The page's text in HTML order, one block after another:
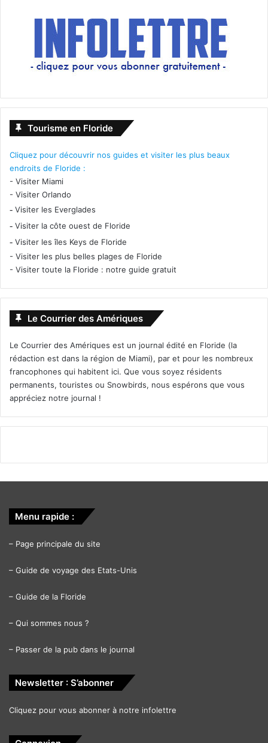
Tourisme en Floride
Cliquez pour découvrir nos guides et visiter les plus beaux
endroits de Floride :
- Visiter Miami
- Visiter Orlando
- Visiter les Everglades
- Visiter la côte ouest de Floride
- Visiter les îles Keys de Floride
- Visiter les plus belles plages de Floride
- Visiter toute la Floride : notre guide gratuit
Le Courrier des Amériques
Le Courrier des Amériques est un journal édité en Floride (la
rédaction est dans la région de Miami), par et pour les nombreux
francophones qui habitent ici. Que vous soyez résidents
permanents, touristes ou Snowbirds, nous espérons que vous
appréciez notre journal !
Menu rapide :
– Page principale du site
– Guide de voyage des Etats-Unis
– Guide de la Floride
– Qui sommes nous ?
– Passer de la pub dans le journal
Newsletter : S’abonner
Cliquez pour vous abonner à notre infolettre